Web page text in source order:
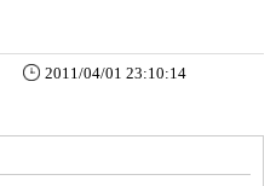
2011/04/01 23:10:14